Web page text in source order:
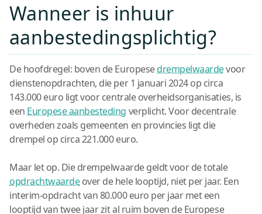
Wanneer is inhuur
aanbestedingsplichtig?
De hoofdregel: boven de Europesedrempelwaardevoor
dienstenopdrachten, die per 1 januari 2024 op circa
143.000 euro ligt voor centrale overheidsorganisaties, is
een Europese aanbesteding verplicht. Voor decentrale
overheden zoals gemeenten en provincies ligt die
drempel op circa 221.000 euro.
Maar let op. Die drempelwaarde geldt voor de totale
opdrachtwaardeover de hele looptijd, niet per jaar. Een
interim-opdracht van 80.000 euro per jaar met een
looptijd van twee jaar zit al ruim boven de Europese